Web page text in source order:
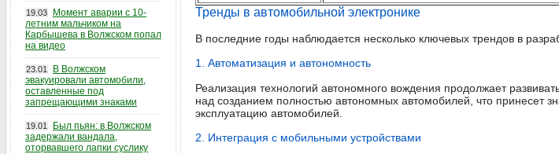
Тренды в автомобильной электронике
В последние годы наблюдается несколько ключевых трендов в
1. Автоматизация и автономность
Реализация технологий автономного вождения продолжает
над созданием полностью автономных автомобилей, что принесет
эксплуатацию автомобилей.
2. Интеграция с мобильными устройствами
19.03
Момент аварии с 10-
летним мальчиком на
Карбышева в Волжском попал
на видео
23.01
В Волжском
эвакуировали автомобили,
оставленные под
запрещающими знаками
19.01
Был пьян: в Волжском
задержали вандала,
оторвавшего лапки суслику